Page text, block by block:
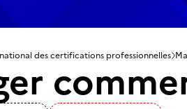
des certifications professionnelles